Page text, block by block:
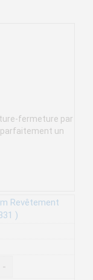
fermeture par
un
Revêtement
)
-